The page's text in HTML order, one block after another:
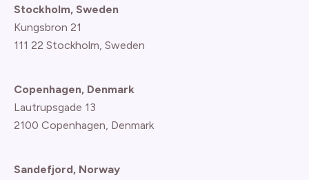
Stockholm, Sweden
Kungsbron 21
111 22 Stockholm, Sweden
Copenhagen, Denmark
Lautrupsgade 13
2100 Copenhagen, Denmark
Sandefjord, Norway